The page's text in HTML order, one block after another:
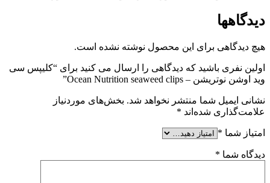
دیدگاهها
هیچ دیدگاهی برای این محصول نوشته نشده است.
اولین نفری باشید که دیدگاهی را ارسال می کنید برای “کلیپس سی
وید اوشن نوتریشن – Ocean Nutrition seaweed clips”
نشانی ایمیل شما منتشر نخواهد شد. بخش‌های موردنیاز
علامت‌گذاری شده‌اند *
امتیاز شما *
دیدگاه شما *